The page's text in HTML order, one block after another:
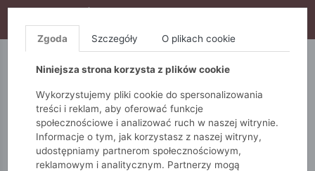
S10), DODATKOWE 15% ZA 3SZT (KOD: S15)
5.10.15. QUIOSQUE
Zgoda Szczegóły O plikach cookie
Niniejsza strona korzysta z plików cookie
Wykorzystujemy pliki cookie do spersonalizowania
treści i reklam, aby oferować funkcje
społecznościowe i analizować ruch w naszej witrynie.
Informacje o tym, jak korzystasz z naszej witryny,
udostępniamy partnerom społecznościowym,
reklamowym i analitycznym. Partnerzy mogą